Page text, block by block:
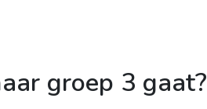
groep 3 gaat?